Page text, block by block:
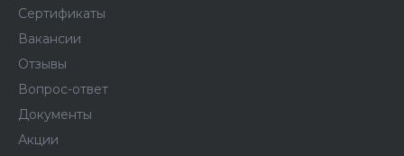
Сертификаты
Вакансии
Отзывы
Вопрос-ответ
Документы
Акции